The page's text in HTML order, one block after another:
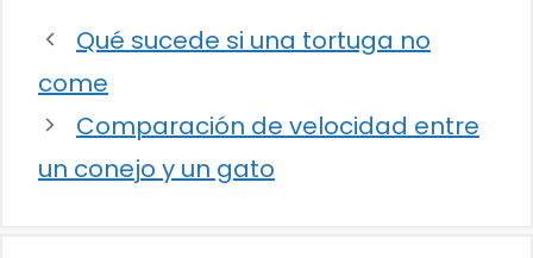
Qué sucede si una tortuga no
come
Comparación de velocidad entre
un conejo y un gato